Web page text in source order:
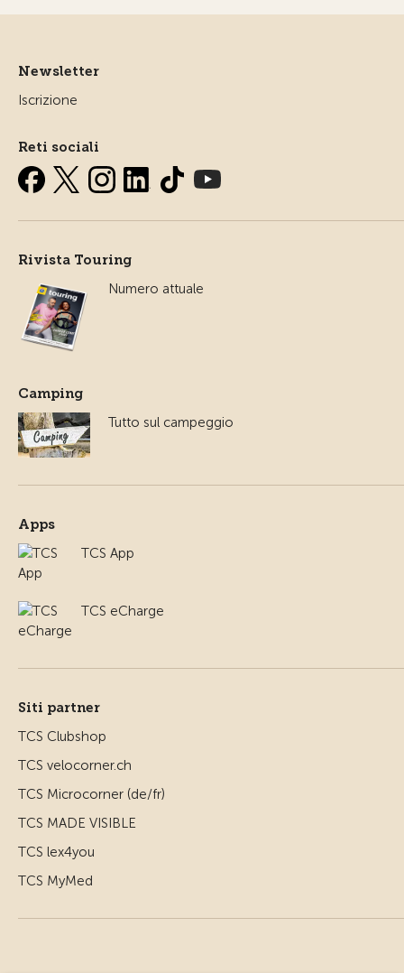
Newsletter
Iscrizione
Reti sociali
Rivista Touring
Numero attuale
Camping
Tutto sul campeggio
Apps
TCS App
TCS eCharge
Siti partner
TCS Clubshop
TCS velocorner.ch
TCS Microcorner (de/fr)
TCS MADE VISIBLE
TCS lex4you
TCS MyMed